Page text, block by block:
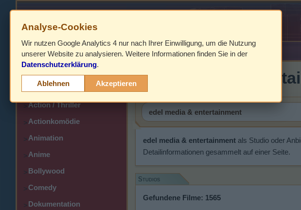
HOME
>
> Action
>Action / Thriller
>Actionkomödie
>Animation
>Anime
>Bollywood
>Comedy
>Dokumentation
edel media &
edel media & entertainment als Studio oder
Detailinformationen gesammelt auf einer Seite.
Studios
Gefundene Filme: 1565
Analyse-Cookies
Wir nutzen Google Analytics 4 nur nach Ihrer Einwilligung, um die Nutzung
unserer Website zu analysieren. Weitere Informationen finden Sie in der
Datenschutzerklärung.
Ablehnen Akzeptieren